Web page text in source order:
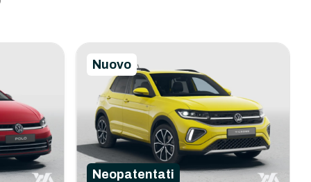
Nuovo
Neopatentati